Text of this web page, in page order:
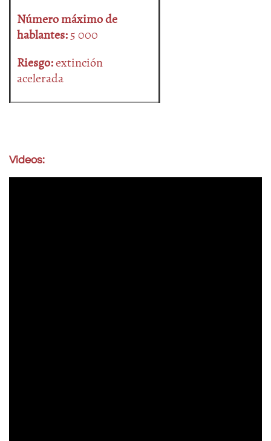
Número máximo de
hablantes:5 000
Riesgo:extinción
acelerada
Videos: